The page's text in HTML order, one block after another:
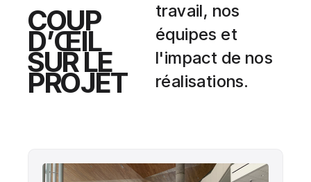
COUP
D’ŒIL
SUR LE
PROJET
travail, nos
équipes et
l'impact de nos
réalisations.